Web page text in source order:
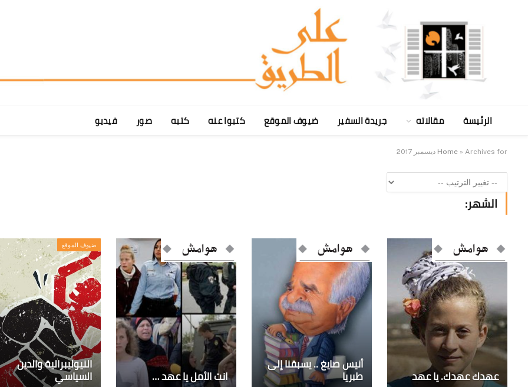
الرئيسة مقالاته جريدة السفير ضيوف الموقع كتبوا عنه كتبه صور فيديو
Home » Archives for ديسمبر 2017
الشهر:
عهدك عهدك. يا عهد
أنيس صايغ .. يسبقنا إلى
طبريا انت الأمل يا عهد …
ضيوف الموقع
النيوليبرالية والدين
السياسي